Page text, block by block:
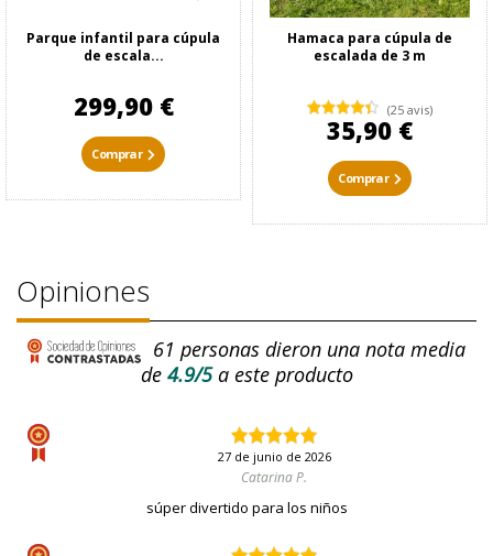
Parque infantil para cúpula
de escala...
299,90 €
Comprar
Hamaca para cúpula de
escalada de 3 m
(25 avis)
35,90 €
Comprar
Opiniones
61 personas dieron una nota media
de4.9/5a este producto
27 de junio de 2026
Catarina P.
súper divertido para los niños